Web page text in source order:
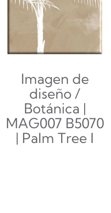
Imagen de
diseño /
Botánica |
MAG007 B5070
| Palm Tree I